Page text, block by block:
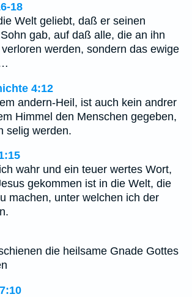
18
Welt geliebt, daß er seinen
gab, auf daß alle, die an ihn
werden, sondern das ewige
4:12
andern-Heil, ist auch kein andrer
Himmel den Menschen gegeben,
selig werden.
wahr und ein teuer wertes Wort,
gekommen ist in die Welt, die
machen, unter welchen ich der
die heilsame Gnade Gottes